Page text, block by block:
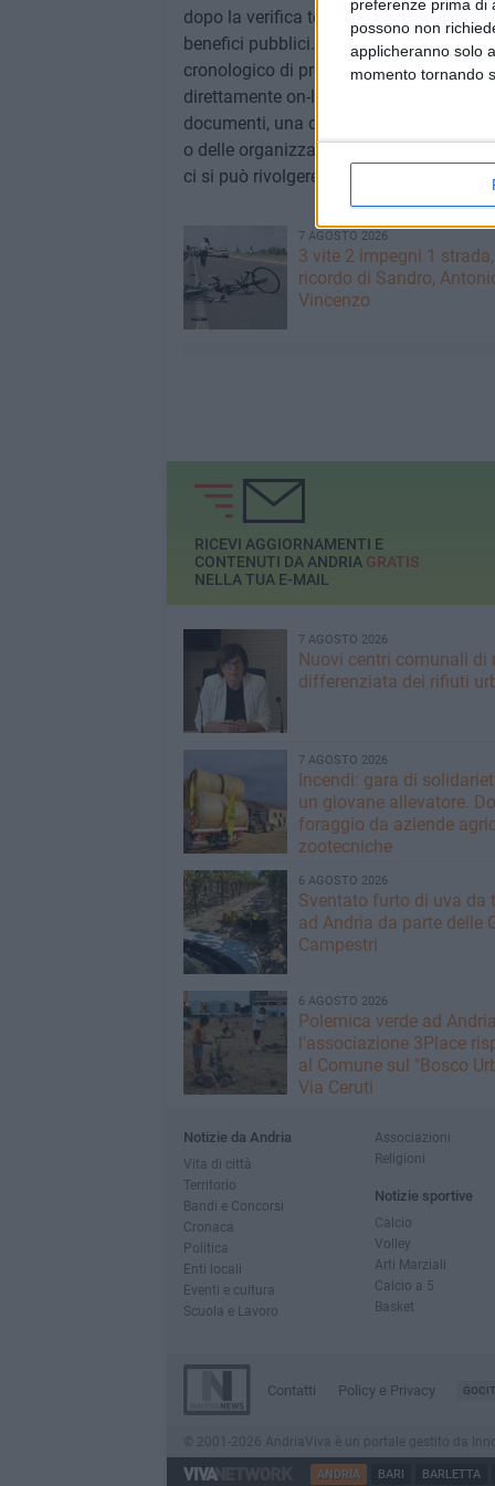
preferenze prima di
possono non
applicheranno solo
momento tornando
dopo la verifica tecnico-amministrativa
benefici pubblici. I finanziamenti
cronologico di presentazione delle
direttamente on-line i progetti. Per
documenti, una dichiarazione di
o delle organizzazioni sindacali o
ci si può rivolgere allo 080.524.21.22.
7 AGOSTO 2026
3 vite 2 impegni 1 strada,
ricordo di Sandro,
Vincenzo
RICEVI AGGIORNAMENTI E
CONTENUTI DA ANDRIA GRATIS
NELLA TUA E-MAIL
7 AGOSTO 2026
Nuovi centri comunali di
differenziata dei rifiuti
7 AGOSTO 2026
Incendi: gara di
un giovane allevatore.
foraggio da aziende
zootecniche
6 AGOSTO 2026
Sventato furto di uva da
ad Andria da parte delle
Campestri
6 AGOSTO 2026
Polemica verde ad
l'associazione 3Place
al Comune sul "Bosco
Via Ceruti
Notizie da Andria
Vita di città
Territorio
Bandi e Concorsi
Cronaca
Politica
Enti locali
Eventi e cultura
Scuola e Lavoro
Associazioni
Religioni
Notizie sportive
Calcio
Volley
Arti Marziali
Calcio a 5
Basket
Contatti Policy e Privacy
© 2001-2026 AndriaViva è un portale gestito da
ANDRIA BARI BARLETTA